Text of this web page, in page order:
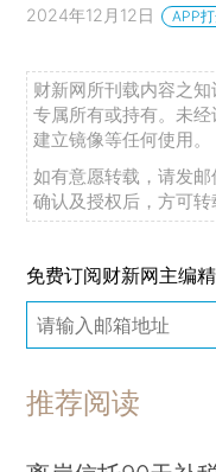
2024年12月12日 APP
财新网所刊载内容之
专属所有或持有。未
建立镜像等任何使用。
如有意愿转载，请发邮
确认及授权后，方可转
免费订阅财新网主编
推荐阅读